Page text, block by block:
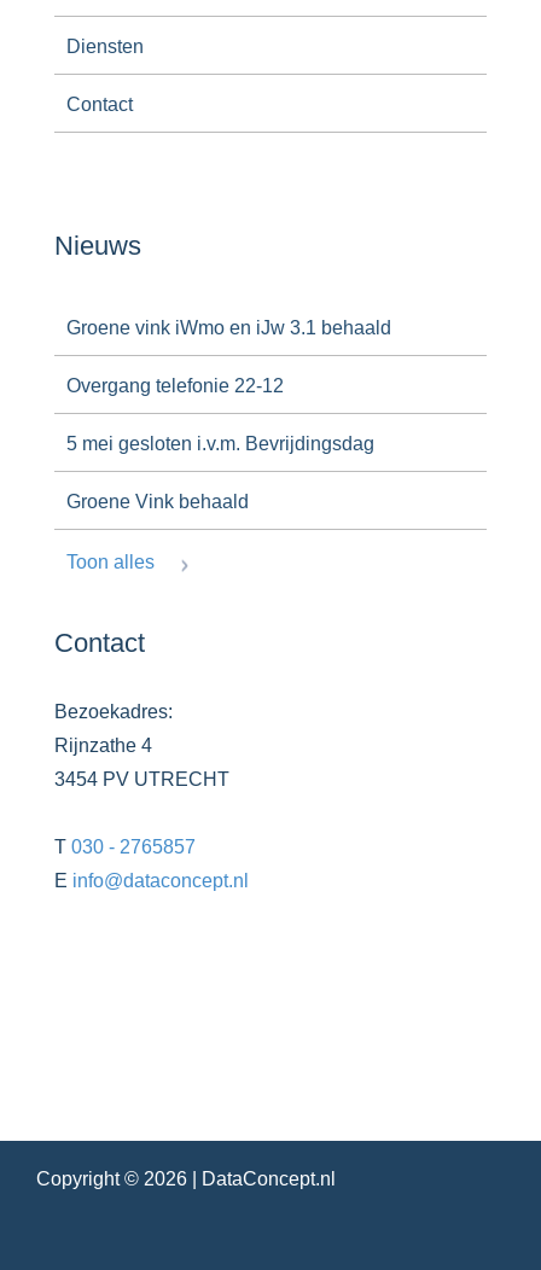
Diensten
Contact
Nieuws
Groene vink iWmo en iJw 3.1 behaald
Overgang telefonie 22-12
5 mei gesloten i.v.m. Bevrijdingsdag
Groene Vink behaald
Toon alles
Contact
Bezoekadres:
Rijnzathe 4
3454 PV UTRECHT
T 030 - 2765857
E info@dataconcept.nl
Copyright © 2026 | DataConcept.nl